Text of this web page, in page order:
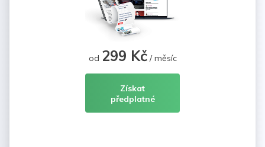
od 299 Kč/ měsíc
Získat
předplatné